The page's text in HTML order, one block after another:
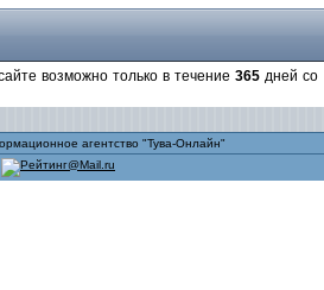
возможно только в течение 365 дней со
агентство "Тува-Онлайн"